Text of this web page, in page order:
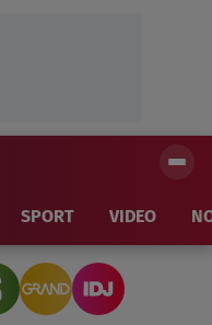
SPORT VIDEO